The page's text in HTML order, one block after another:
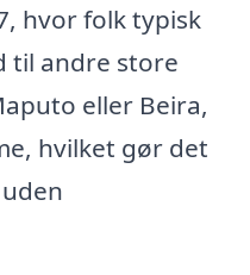
hvor folk typisk
til andre store
eller Beira,
hvilket gør det